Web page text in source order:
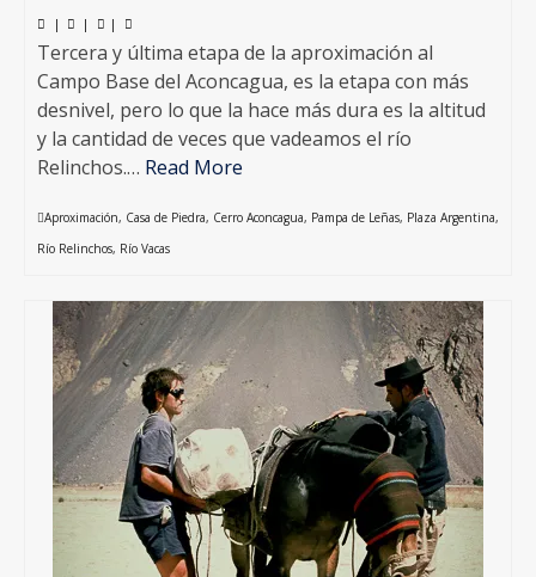
| | |
Tercera y última etapa de la aproximación al
Campo Base del Aconcagua, es la etapa con más
desnivel, pero lo que la hace más dura es la altitud
y la cantidad de veces que vadeamos el río
Relinchos.… Read More
Aproximación, Casa de Piedra, Cerro Aconcagua, Pampa de Leñas, Plaza Argentina,
Río Relinchos, Río Vacas